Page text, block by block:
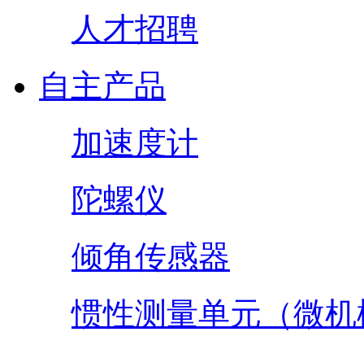
人才招聘
自主产品
加速度计
陀螺仪
倾角传感器
惯性测量单元（微